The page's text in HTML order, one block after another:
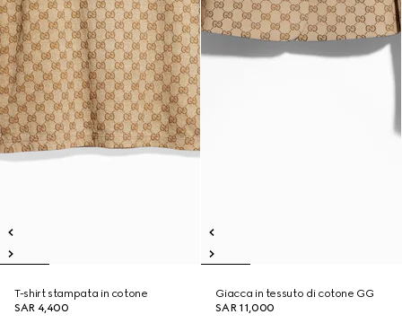
T-shirt stampata in cotone
SAR 4,400
Giacca in tessuto di cotone GG
SAR 11,000